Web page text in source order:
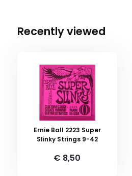
Recently viewed
Ernie Ball 2223 Super
Slinky Strings 9-42
€ 8,50